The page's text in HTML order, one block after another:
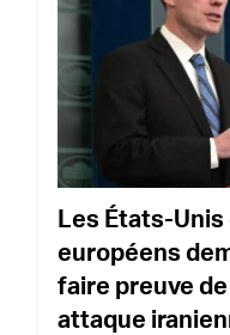
Les États-
européens
faire preuve
attaque